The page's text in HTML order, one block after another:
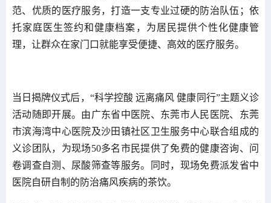
范、优质的医疗服务，打造一支专业过硬的防治队伍；依
托家庭医生签约和健康档案，为居民提供个性化健康管
理，让群众在家门口就能享受便捷、高效的医疗服务。
当日揭牌仪式后，“科学控酸 远离痛风 健康同行”主题义诊
活动随即开展。由广东省中医院、东莞市人民医院、东莞
市滨海湾中心医院及沙田镇社区卫生服务中心联合组成的
义诊团队，为现场50多名市民提供了免费的健康咨询、问
卷调查自测、尿酸筛查等服务。同时，现场免费派发省中
医院自研自制的防治痛风疾病的茶饮。